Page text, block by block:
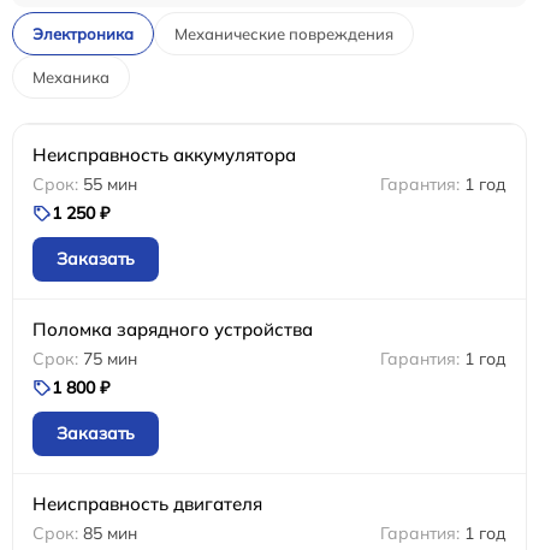
Электроника Механические повреждения
Механика
Неисправность аккумулятора
55 мин
1 год
1 250 ₽
Заказать
Поломка зарядного устройства
75 мин
1 год
1 800 ₽
Заказать
Неисправность двигателя
85 мин
1 год